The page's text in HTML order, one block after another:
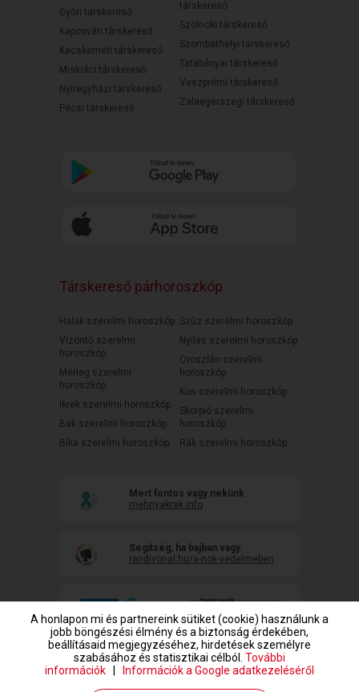
Győri társkereső
Kaposvári társkereső
Kecskeméti társkereső
Miskolci társkereső
Nyíregyházi társkereső
Pécsi társkereső
társkereső
Szolnoki társkereső
Szombathelyi társkereső
Tatabányai társkereső
Veszprémi társkereső
Zalaegerszegi társkereső
Társkereső párhoroszkóp
Halak szerelmi horoszkóp
Vízöntő szerelmi
horoszkóp
Mérleg szerelmi
horoszkóp
Ikrek szerelmi horoszkóp
Bak szerelmi horoszkóp
Bika szerelmi horoszkóp
Szűz szerelmi horoszkóp
Nyilas szerelmi horoszkóp
Oroszlán szerelmi
horoszkóp
Kos szerelmi horoszkóp
Skorpió szerelmi
horoszkóp
Rák szerelmi horoszkóp
Mert fontos vagy nekünk
mehnyakrak.info
Segítség, ha bajban vagy
randivonal.hu/a-nok-vedelmeben
A honlapon mi és partnereink sütiket (cookie) használunk a
jobb böngészési élmény és a biztonság érdekében,
beállításaid megjegyzéséhez, hirdetések személyre
szabásához és statisztikai célból. További
információk
Információk a Google adatkezeléséről